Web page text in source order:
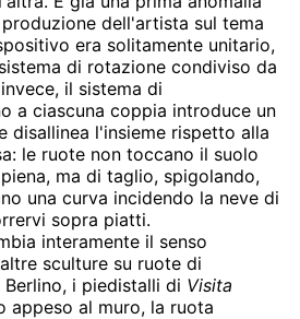
dell'artista sul tema
era solitamente unitario,
di rotazione condiviso da
il sistema di
a ciascuna coppia introduce un
disallinea l'insieme rispetto alla
le ruote non toccano il suolo
ma di taglio, spigolando,
una curva incidendo la neve di
sopra piatti.
interamente il senso
sculture su ruote di
i piedistalli di Visita
appeso al muro, la ruota